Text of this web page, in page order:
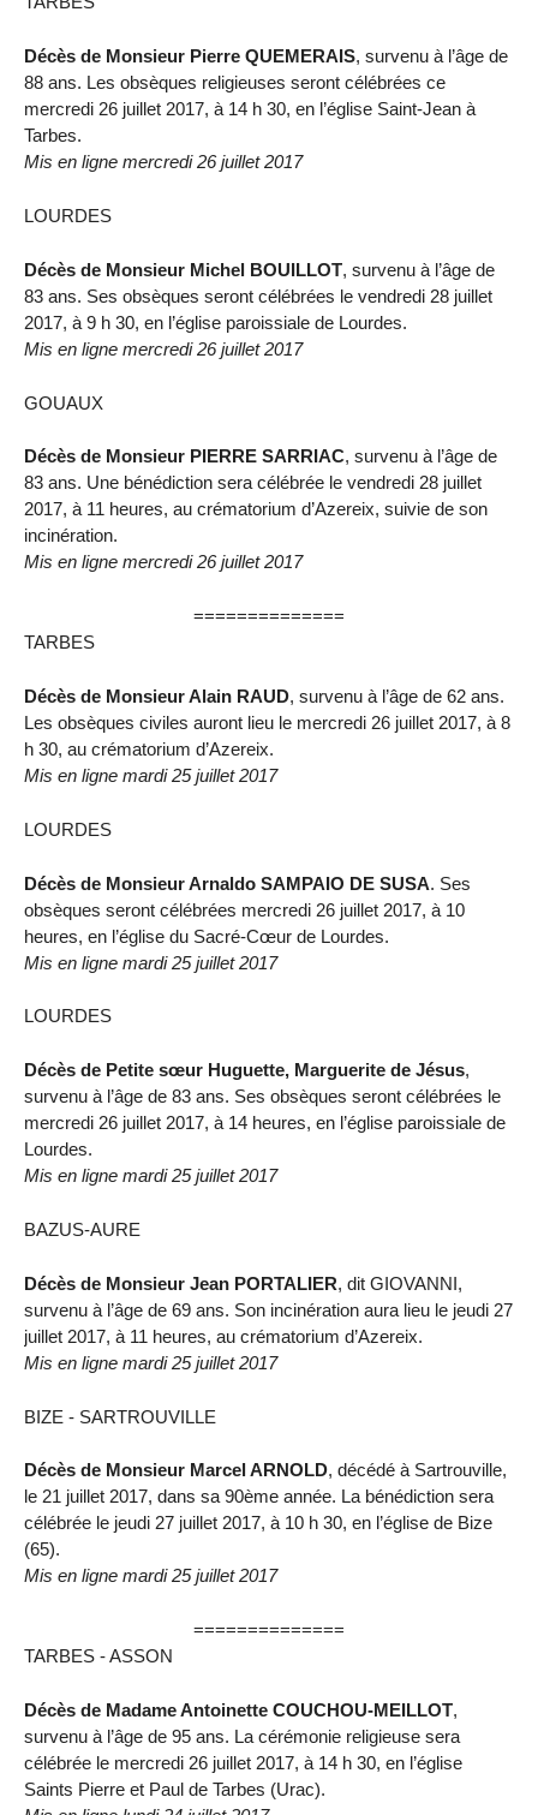
Décès de Monsieur Pierre QUEMERAIS, survenu à l’âge de
88 ans. Les obsèques religieuses seront célébrées ce
mercredi 26 juillet 2017, à 14 h 30, en l’église Saint-Jean à
Tarbes.
Mis en ligne mercredi 26 juillet 2017
LOURDES
Décès de Monsieur Michel BOUILLOT, survenu à l’âge de
83 ans. Ses obsèques seront célébrées le vendredi 28 juillet
2017, à 9 h 30, en l’église paroissiale de Lourdes.
Mis en ligne mercredi 26 juillet 2017
GOUAUX
Décès de Monsieur PIERRE SARRIAC, survenu à l’âge de
83 ans. Une bénédiction sera célébrée le vendredi 28 juillet
2017, à 11 heures, au crématorium d’Azereix, suivie de son
incinération.
Mis en ligne mercredi 26 juillet 2017
==============
TARBES
Décès de Monsieur Alain RAUD, survenu à l’âge de 62 ans.
Les obsèques civiles auront lieu le mercredi 26 juillet 2017, à 8
h 30, au crématorium d’Azereix.
Mis en ligne mardi 25 juillet 2017
LOURDES
Décès de Monsieur Arnaldo SAMPAIO DE SUSA. Ses
obsèques seront célébrées mercredi 26 juillet 2017, à 10
heures, en l’église du Sacré-Cœur de Lourdes.
Mis en ligne mardi 25 juillet 2017
LOURDES
Décès de Petite sœur Huguette, Marguerite de Jésus,
survenu à l’âge de 83 ans. Ses obsèques seront célébrées le
mercredi 26 juillet 2017, à 14 heures, en l’église paroissiale de
Lourdes.
Mis en ligne mardi 25 juillet 2017
BAZUS-AURE
Décès de Monsieur Jean PORTALIER, dit GIOVANNI,
survenu à l’âge de 69 ans. Son incinération aura lieu le jeudi 27
juillet 2017, à 11 heures, au crématorium d’Azereix.
Mis en ligne mardi 25 juillet 2017
BIZE - SARTROUVILLE
Décès de Monsieur Marcel ARNOLD, décédé à Sartrouville,
le 21 juillet 2017, dans sa 90ème année. La bénédiction sera
célébrée le jeudi 27 juillet 2017, à 10 h 30, en l’église de Bize
(65).
Mis en ligne mardi 25 juillet 2017
==============
TARBES - ASSON
Décès de Madame Antoinette COUCHOU-MEILLOT,
survenu à l’âge de 95 ans. La cérémonie religieuse sera
célébrée le mercredi 26 juillet 2017, à 14 h 30, en l’église
Saints Pierre et Paul de Tarbes (Urac).